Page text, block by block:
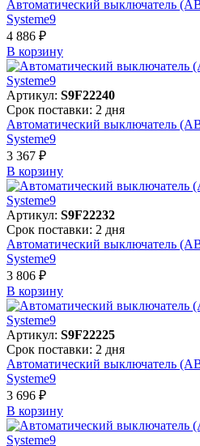
Автоматический выключатель
Systeme9
4 886 ₽
В корзинy
Артикул: S9F22240
Срок поставки: 2 дня
Автоматический выключатель
Systeme9
3 367 ₽
В корзинy
Артикул: S9F22232
Срок поставки: 2 дня
Автоматический выключатель
Systeme9
3 806 ₽
В корзинy
Артикул: S9F22225
Срок поставки: 2 дня
Автоматический выключатель
Systeme9
3 696 ₽
В корзинy